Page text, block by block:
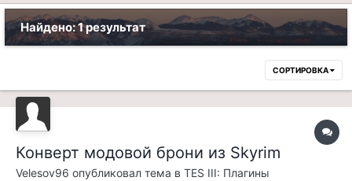
Найдено: 1 результат
СОРТИРОВКА
Конверт модовой брони из Skyrim
Velesov96 опубликовал тема в TES III: Плагины